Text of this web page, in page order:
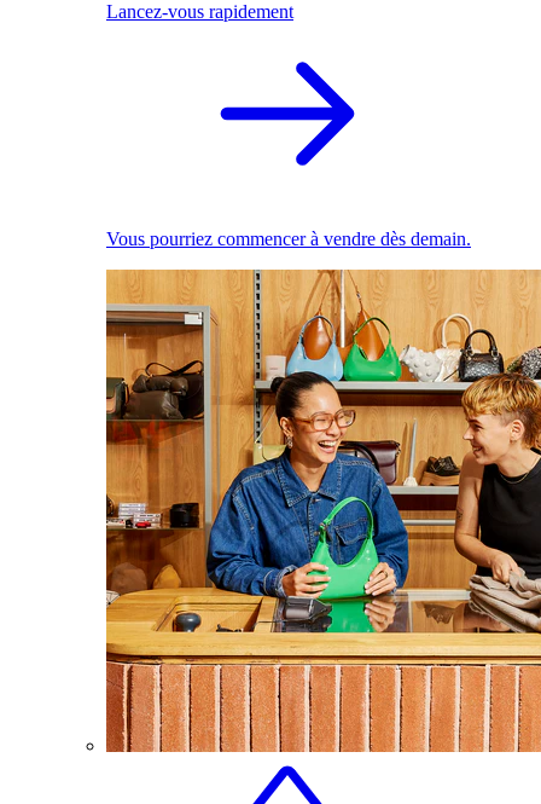
Lancez-vous rapidement
Vous pourriez commencer à vendre dès demain.